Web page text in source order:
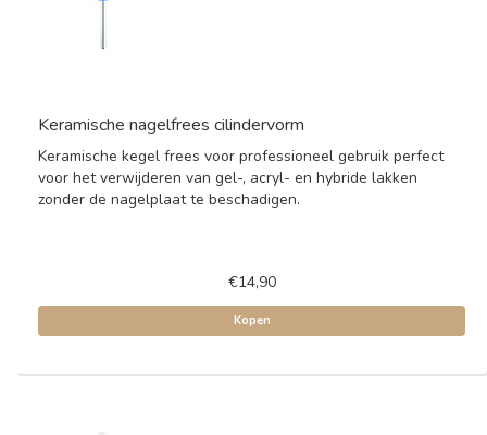
Keramische nagelfrees cilindervorm
Keramische kegel frees voor professioneel gebruik perfect
voor het verwijderen van gel-, acryl- en hybride lakken
zonder de nagelplaat te beschadigen.
€14,90
Kopen